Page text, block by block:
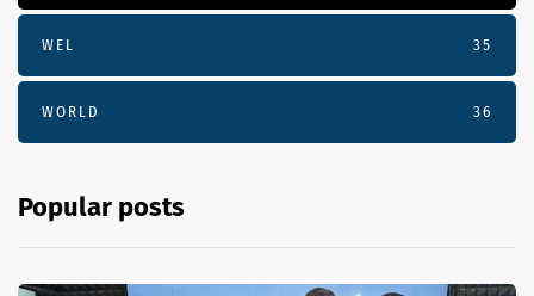
WEL 35
WORLD 36
Popular posts